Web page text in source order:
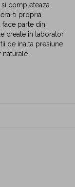
si completeaza
ti propria
face parte din
create in laborator
de inalta presiune